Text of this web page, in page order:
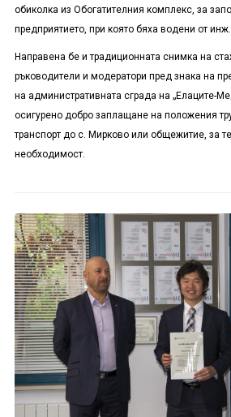
обиколка из Обогатителния комплекс, за
предприятието, при която бяха водени от
Направена бе и традиционната снимка на
ръководители и модератори пред знака на
на административната сграда на „Елаците-
осигурено добро заплащане на положения
транспорт до с. Мирково или общежитие, за
необходимост.